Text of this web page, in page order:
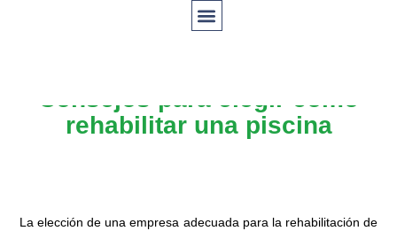
Consejos para elegir cómo
rehabilitar una piscina
La elección de una empresa adecuada para la rehabilitación de